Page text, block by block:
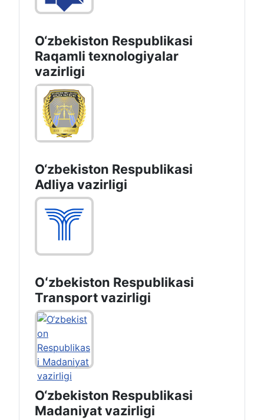
O‘zbekiston Respublikasi
Raqamli texnologiyalar
vazirligi
O‘zbekiston Respublikasi
Adliya vazirligi
Oʻzbekiston Respublikasi
Transport vazirligi
O‘zbekiston Respublikasi
Madaniyat vazirligi